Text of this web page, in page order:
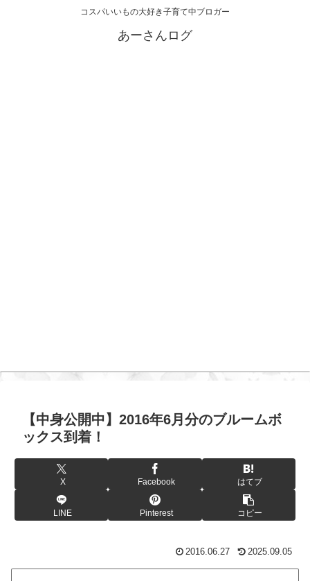
コスパいいもの大好き子育て中ブロガー
あーさんログ
【中身公開中】2016年6月分のブルームボ
ックス到着！
X Facebook はてブ
LINE Pinterest コピー
2016.06.27 2025.09.05